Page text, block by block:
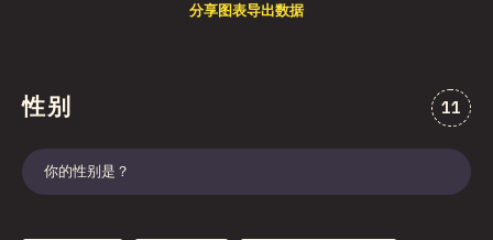
分享图表导出数据
性别 对“性
11
你的性别是？